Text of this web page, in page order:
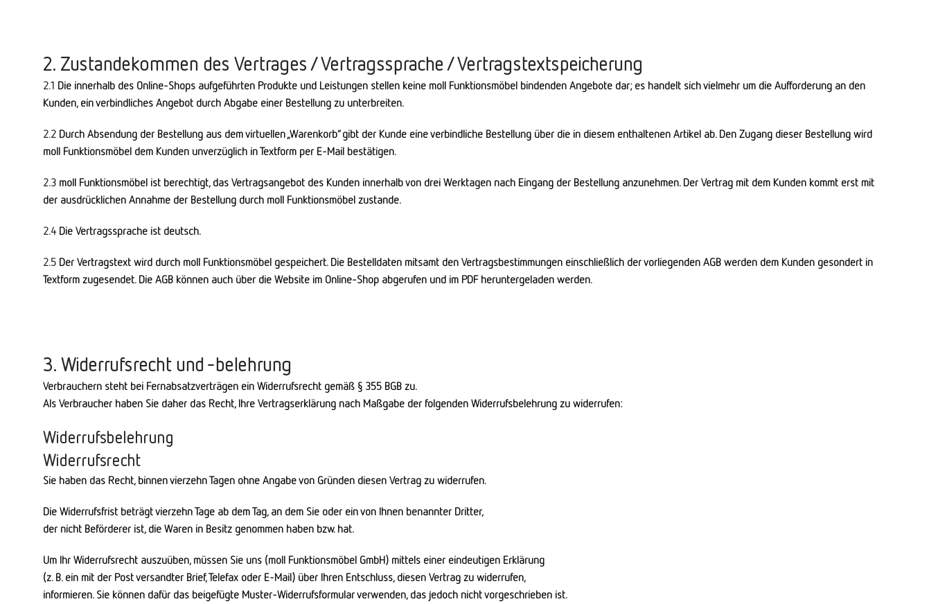
2. Zustandekommen des Vertrages / Vertragssprache / Vertragstextspeicherung
2.1 Die innerhalb des Online-Shops aufgeführten Produkte und Leistungen stellen keine moll Funktionsmöbel bindenden Angebote dar; es handelt sich vielmehr um die Aufforderung an den
Kunden, ein verbindliches Angebot durch Abgabe einer Bestellung zu unterbreiten.
2.2 Durch Absendung der Bestellung aus dem virtuellen „Warenkorb“ gibt der Kunde eine verbindliche Bestellung über die in diesem enthaltenen Artikel ab. Den Zugang dieser Bestellung wird
moll Funktionsmöbel dem Kunden unverzüglich in Textform per E-Mail bestätigen.
2.3 moll Funktionsmöbel ist berechtigt, das Vertragsangebot des Kunden innerhalb von drei Werktagen nach Eingang der Bestellung anzunehmen. Der Vertrag mit dem Kunden kommt erst mit
der ausdrücklichen Annahme der Bestellung durch moll Funktionsmöbel zustande.
2.4Die Vertragssprache ist deutsch.
2.5 Der Vertragstext wird durch moll Funktionsmöbel gespeichert. Die Bestelldaten mitsamt den Vertragsbestimmungen einschließlich der vorliegenden AGB werden dem Kunden gesondert in
Textform zugesendet. Die AGB können auch über die Website im Online-Shop abgerufen und im PDF heruntergeladen werden.
3. Widerrufsrecht und -belehrung
Verbrauchern steht bei Fernabsatzverträgen ein Widerrufsrecht gemäß § 355 BGB zu.
Als Verbraucher haben Sie daher das Recht, Ihre Vertragserklärung nach Maßgabe der folgenden Widerrufsbelehrung zu widerrufen:
Widerrufsbelehrung
Widerrufsrecht
Sie haben das Recht, binnen vierzehn Tagen ohne Angabe von Gründen diesen Vertrag zu widerrufen.
Die Widerrufsfrist beträgt vierzehn Tage ab dem Tag, an dem Sie oder ein von Ihnen benannter Dritter,
der nicht Beförderer ist, die Waren in Besitz genommen haben bzw. hat.
Um Ihr Widerrufsrecht auszuüben, müssen Sie uns (moll Funktionsmöbel GmbH) mittels einer eindeutigen Erklärung
(z. B. ein mit der Post versandter Brief, Telefax oder E-Mail) über Ihren Entschluss, diesen Vertrag zu widerrufen,
informieren. Sie können dafür das beigefügte Muster-Widerrufsformular verwenden, das jedoch nicht vorgeschrieben ist.